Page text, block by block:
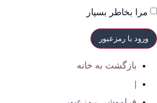
مرا بخاطر بسپار
بازگشت به خانه
|